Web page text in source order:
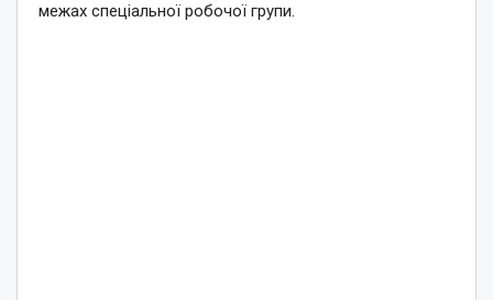
межах спеціальної робочої групи.